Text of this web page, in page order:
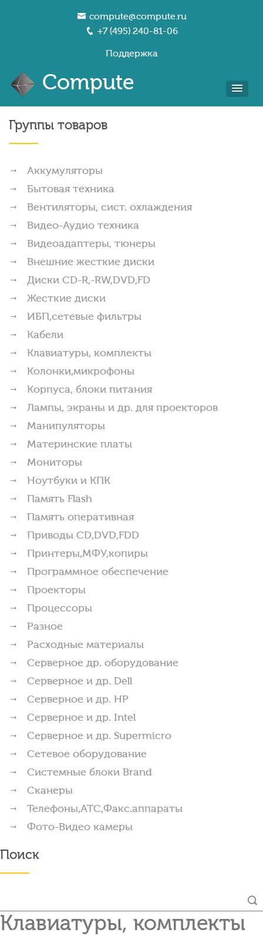
compute@compute.ru
+7 (495) 240-81-06
Поддержка
Compute
Группы товаров
Аккумуляторы
Бытовая техника
Вентиляторы, сист. охлаждения
Видео-Аудио техника
Видеоадаптеры, тюнеры
Внешние жесткие диски
Диски CD-R,-RW,DVD,FD
Жесткие диски
ИБП,сетевые фильтры
Кабели
Клавиатуры, комплекты
Колонки,микрофоны
Корпуса, блоки питания
Лампы, экраны и др. для проекторов
Манипуляторы
Материнские платы
Мониторы
Ноутбуки и КПК
Память Flash
Память оперативная
Приводы CD,DVD,FDD
Принтеры,МФУ,копиры
Программное обеспечение
Проекторы
Процессоры
Разное
Расходные материалы
Серверное др. оборудование
Серверное и др. Dell
Серверное и др. HP
Серверное и др. Intel
Серверное и др. Supermicro
Сетевое оборудование
Системные блоки Brand
Сканеры
Телефоны,АТС,Факс.аппараты
Фото-Видео камеры
Поиск
Клавиатуры, комплекты